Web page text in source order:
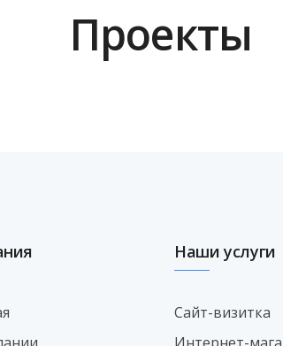
Проекты
Наши услуги
Сайт-визитка